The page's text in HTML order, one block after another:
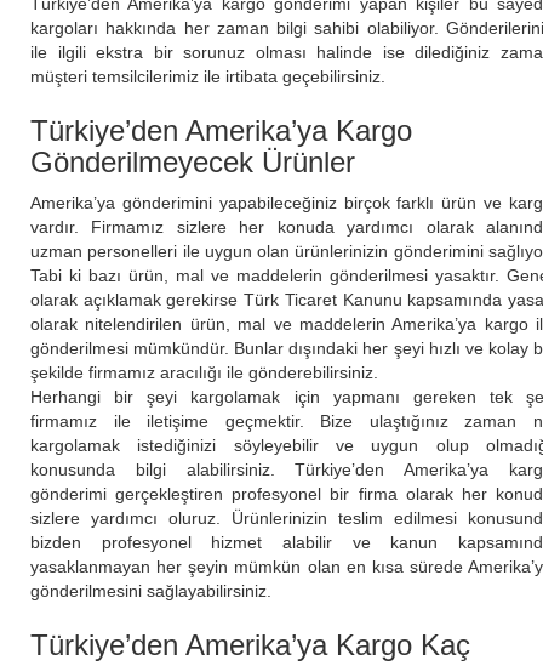
kargoları hakkında her zaman bilgi sahibi olabiliyor.
ile ilgili ekstra bir sorunuz olması halinde ise dilediğiniz
müşteri temsilcilerimiz ile irtibata geçebilirsiniz.
Türkiye’den Amerika’ya Kargo
Gönderilmeyecek Ürünler
Amerika’ya gönderimini yapabileceğiniz birçok farklı ürün ve
vardır. Firmamız sizlere her konuda yardımcı olarak
uzman personelleri ile uygun olan ürünlerinizin gönderimini
Tabi ki bazı ürün, mal ve maddelerin gönderilmesi yasaktır.
olarak açıklamak gerekirse Türk Ticaret Kanunu kapsamında
olarak nitelendirilen ürün, mal ve maddelerin Amerika’ya kargo
gönderilmesi mümkündür. Bunlar dışındaki her şeyi hızlı ve kolay
şekilde firmamız aracılığı ile gönderebilirsiniz.
Herhangi bir şeyi kargolamak için yapmanı gereken tek
firmamız ile iletişime geçmektir. Bize ulaştığınız zaman
kargolamak istediğinizi söyleyebilir ve uygun olup
konusunda bilgi alabilirsiniz. Türkiye’den Amerika’ya
gönderimi gerçekleştiren profesyonel bir firma olarak her
sizlere yardımcı oluruz. Ürünlerinizin teslim edilmesi
bizden profesyonel hizmet alabilir ve kanun
yasaklanmayan her şeyin mümkün olan en kısa sürede
gönderilmesini sağlayabilirsiniz.
Türkiye’den Amerika’ya Kargo Kaç